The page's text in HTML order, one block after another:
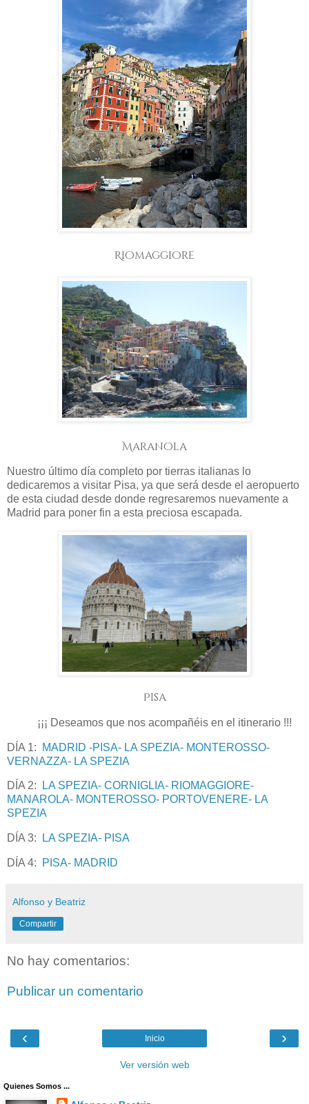
Riomaggiore
Maranola
Nuestro último día completo por tierras italianas lo
dedicaremos a visitar Pisa, ya que será desde el aeropuerto
de esta ciudad desde donde regresaremos nuevamente a
Madrid para poner fin a esta preciosa escapada.
Pisa
¡¡¡ Deseamos que nos acompañéis en el itinerario !!!
DÍA 1:
MADRID -PISA- LA SPEZIA- MONTEROSSO-
VERNAZZA- LA SPEZIA
DÍA 2:
LA SPEZIA- CORNIGLIA- RIOMAGGIORE-
MANAROLA- MONTEROSSO- PORTOVENERE- LA
SPEZIA
DÍA 3: LA SPEZIA- PISA
DÍA 4: PISA- MADRID
Alfonso y Beatriz
Compartir
No hay comentarios:
Publicar un comentario
‹ ›
Inicio
Ver versión web
Quienes Somos ...